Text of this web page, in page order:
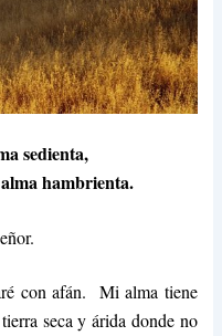
sedienta,
hambrienta.
con afán. Mi alma tiene
seca y árida donde no